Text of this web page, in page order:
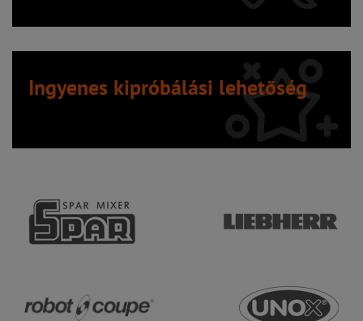
Ingyenes kipróbálási lehetőség